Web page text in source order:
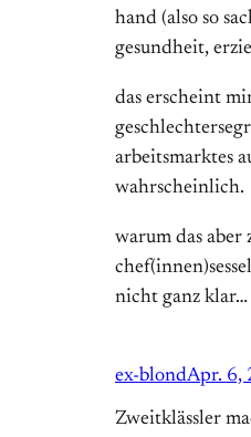
hand (also so
gesundheit,
das erscheint
arbeitsmarktes
wahrscheinlich.
warum das aber
nicht ganz klar…
ex-blondApr. 6,
Zweitklässler